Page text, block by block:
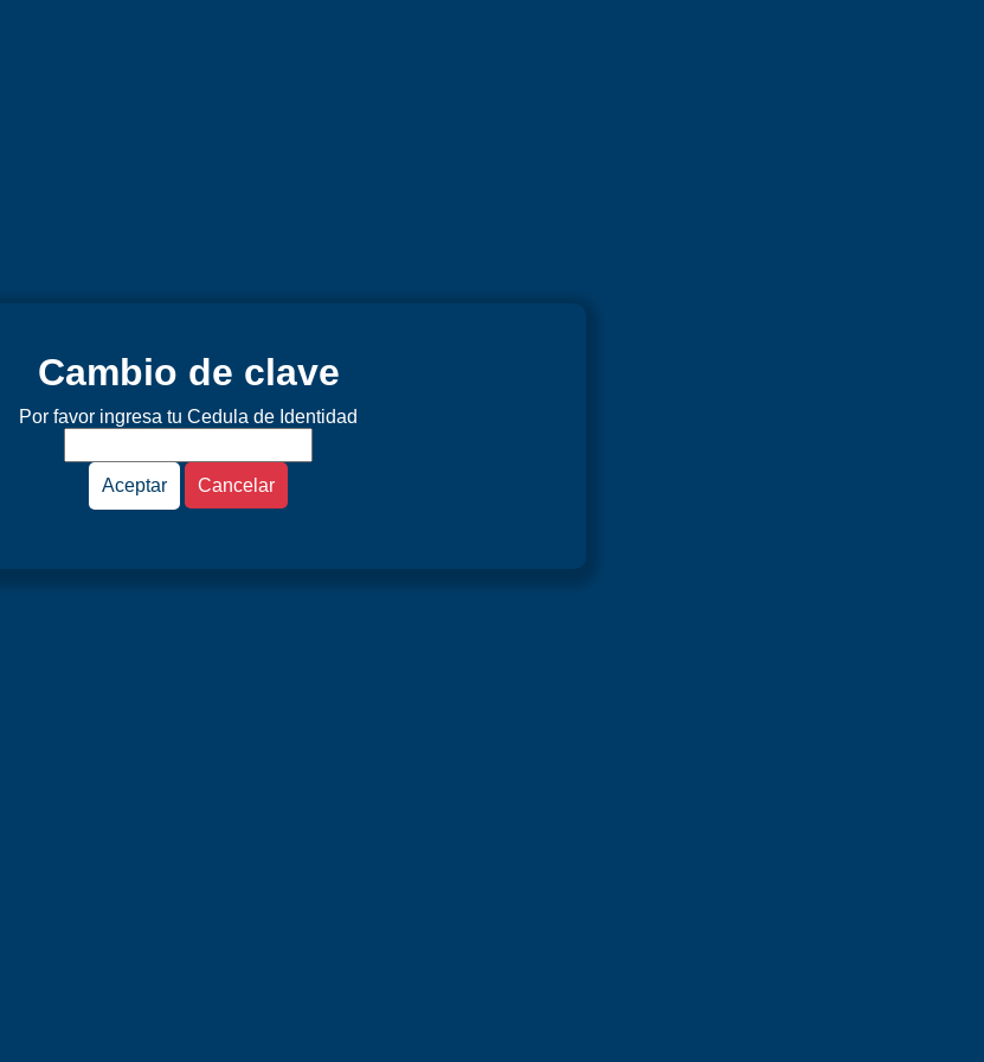
Cambio de clave
Por favor ingresa tu Cedula de Identidad
Cancelar